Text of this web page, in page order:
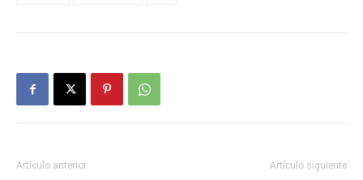
Artículo anterior Artículo siguiente